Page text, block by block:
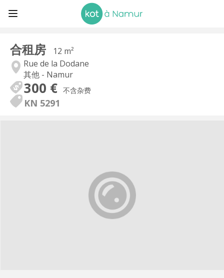
合租房
12 m²
Rue de la Dodane
其他 - Namur
300 € 不含杂费
KN 5291